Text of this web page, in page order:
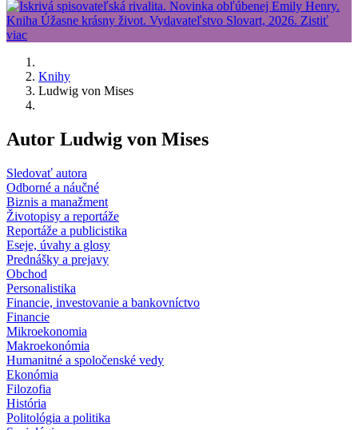
Knihy
Ludwig von Mises
Autor Ludwig von Mises
Sledovať autora
Odborné a náučné
Biznis a manažment
Životopisy a reportáže
Reportáže a publicistika
Eseje, úvahy a glosy
Prednášky a prejavy
Obchod
Personalistika
Financie, investovanie a bankovníctvo
Financie
Mikroekonomia
Makroekonómia
Humanitné a spoločenské vedy
Ekonómia
Filozofia
História
Politológia a politika